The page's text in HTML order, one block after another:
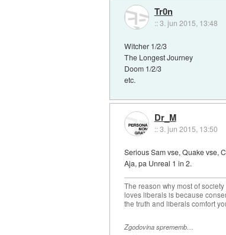
Tr0n
::3. jun 2015, 13:48
Witcher 1/2/3
The Longest Journey
Doom 1/2/3
etc.
Dr_M
::3. jun 2015, 13:50
Serious Sam vse, Quake vse,
Aja, pa Unreal 1 in 2.
The reason why most of
loves liberals is because
the truth and liberals comfort
Zgodovina sprememb…